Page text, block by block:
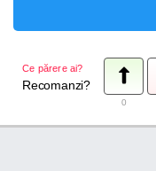
Ce părere ai?
Recomanzi?
0